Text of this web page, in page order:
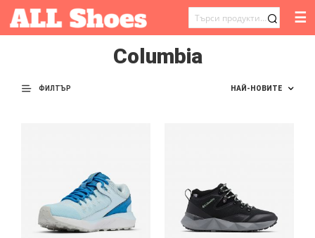
ТЪРСЕНЕ
☰
Columbia
ФИЛТЪР